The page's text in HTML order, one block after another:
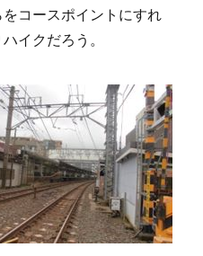
コースポイントにすれ
イクだろう。